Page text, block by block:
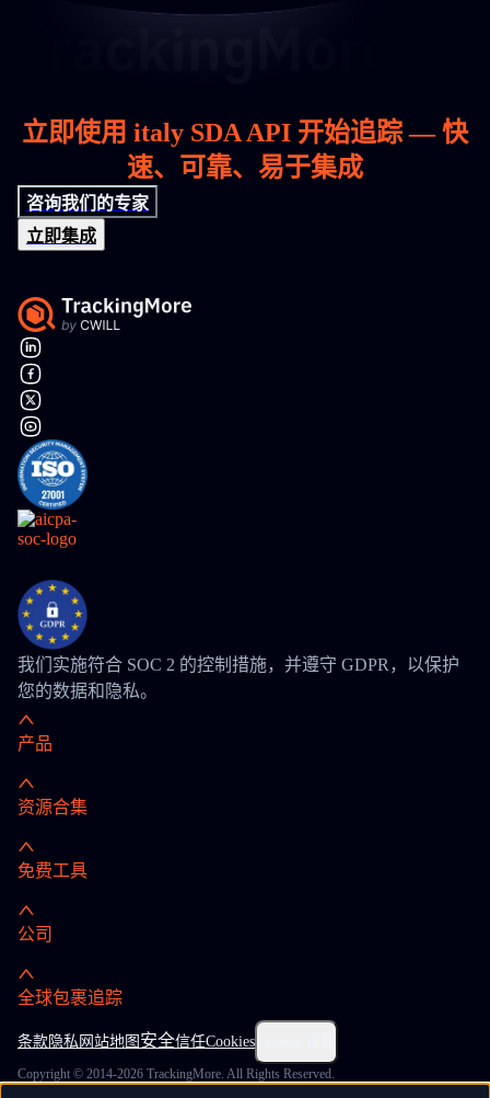
立即使用 italy SDA API 开始追踪 — 快
速、可靠、易于集成
咨询我们的专家
立即集成
我们实施符合 SOC 2 的控制措施，并遵守 GDPR，以保护
您的数据和隐私。
产品
资源合集
免费工具
公司
全球包裹追踪
条款隐私 网站地图 安全信任Cookies
Copyright © 2014-2026 TrackingMore. All Rights Reserved.